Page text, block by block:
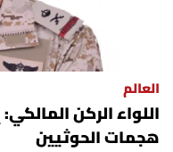
العالم
هجمات الحوثيين